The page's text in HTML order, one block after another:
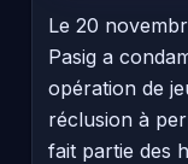
Le 20
Pasig a
opération de
réclusion à
fait partie des